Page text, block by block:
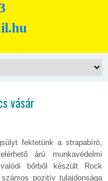
vásár
fektetünk a strapabíró,
árú munkavédelmi
bőrből készült Rock
pozitív tulajdonsága